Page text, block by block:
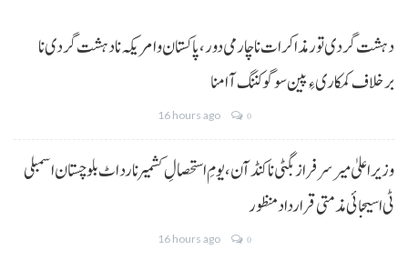
دہشت گردی تور مذاکرات نا چارمی دور،پاکستان و امریکہ نا دہشت گردی نا
برخلاف کمکاری ءِ پین سوگو کننگ آ امنا
16 hours ago 0
وزیراعلیٰ میر سرفراز بگٹی نا کنڈ آن،یومِ استحصالِ کشمیر نا رد اٹ بلوچستان اسمبلی
ٹی اسیجائی مذمتی قرارداد منظور
16 hours ago 0